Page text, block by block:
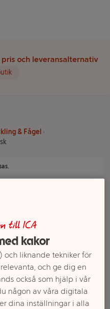
och leveransalternativ
& Fågel
till ICA
kakor
och liknande tekniker för
och ge dig en
också som hjälp i vår
någon av våra digitala
dina inställningar i alla